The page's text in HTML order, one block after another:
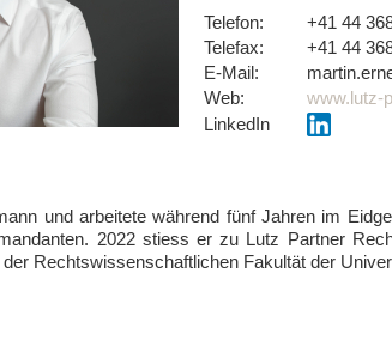
Telefon:
+41 44
Telefax:
+41 44
E-Mail:
Web:
www.lutz-
LinkedIn
und arbeitete während fünf Jahren im
2022 stiess er zu Lutz Partner
Rechtswissenschaftlichen Fakultät der